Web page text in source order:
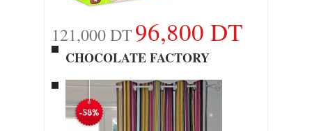
121,000 DT96,800 DT
CHOCOLATE FACTORY